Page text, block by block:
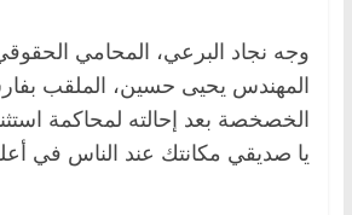
وجه نجاد البرعي، المحامي
المهندس يحيى حسين، الملقب
الخصخصة بعد إحالته لمحاكمة
يا صديقي مكانتك عند الناس في